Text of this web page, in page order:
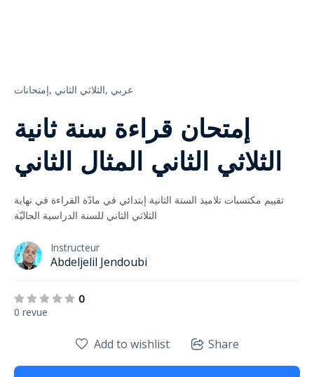
إمتحانات, الثلاثي الثاني, عربي
إمتحان قراءة سنة ثانية
الثلاثي الثاني المثال الثاني
تقييم مكتسبات تلاميذ السنة الثانية إبتدائي في مادّة القراءة في نهاية
الثلاثي الثاني للسنة الدراسية الحاليّة
Instructeur
Abdeljelil Jendoubi
0
0 revue
Add to wishlist Share